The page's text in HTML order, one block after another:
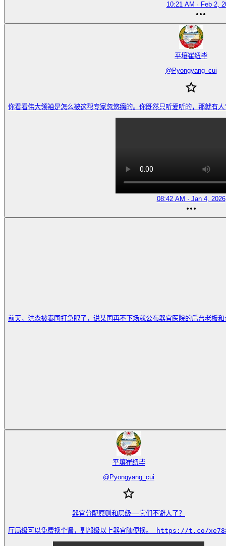
10:21 AM · Feb 2,
平壤崔纽毕
@ Pyongyang_cui
你看看伟大领袖是怎么被这帮专家忽悠瘸的。你既然只听爱听的，那
08:42 AM · Jan 4, 2026
前天，洪森被泰国打急眼了，说某国再不下场就公布器官医院的后台老
平壤崔纽毕
@ Pyongyang_cui
器官分配原则和层级——它们不避人了？
厅局级可以免费换个肾，副部级以上器官随便换。 https://t.co/